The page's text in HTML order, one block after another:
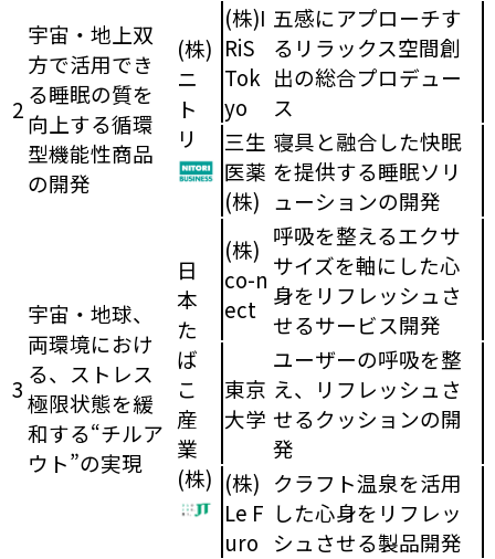
2
宇宙・地上双
方で活用でき
る睡眠の質を
向上する循環
型機能性商品
の開発
(株)
ニ
ト
リ
(株)I
RiS
Tok
yo
五感にアプローチす
るリラックス空間創
出の総合プロデュー
ス
三生
医薬
(株)
寝具と融合した快眠
を提供する睡眠ソリ
ューションの開発
3
宇宙・地球、
両環境におけ
る、ストレス
極限状態を緩
和する“チルア
ウト”の実現
日
本
た
ば
こ
産
業
(株)
(株)
co-n
ect
呼吸を整えるエクサ
サイズを軸にした心
身をリフレッシュさ
せるサービス開発
東京
大学
ユーザーの呼吸を整
え、リフレッシュさ
せるクッションの開
発
(株)
Le F
uro
クラフト温泉を活用
した心身をリフレッ
シュさせる製品開発